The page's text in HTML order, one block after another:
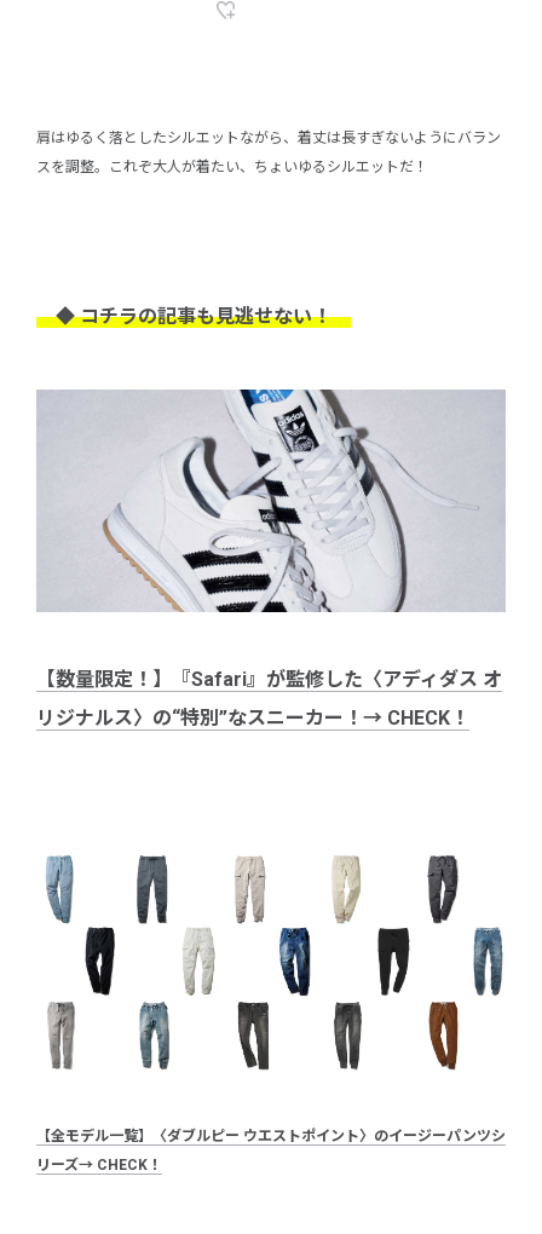
肩はゆるく落としたシルエットながら、着丈は長すぎないようにバラン
スを調整。これぞ大人が着たい、ちょいゆるシルエットだ！
◆ コチラの記事も見逃せない！
【数量限定！】『Safari』が監修した〈アディダス オ
リジナルス〉の“特別”なスニーカー！→ CHECK！
【全モデル一覧】〈ダブルピー ウエストポイント〉のイージーパンツシ
リーズ→ CHECK！